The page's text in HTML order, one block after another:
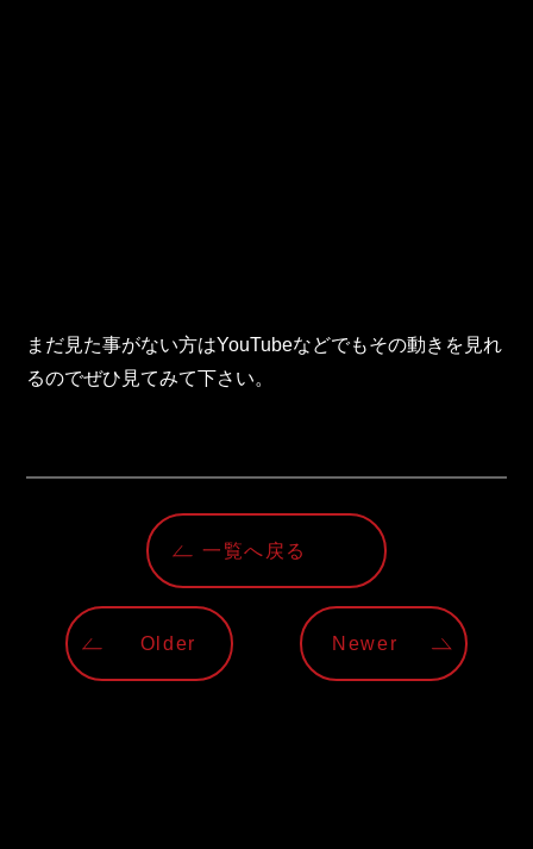
まだ見た事がない方はYouTubeなどでもその動きを見れ
るのでぜひ見てみて下さい。
一覧へ戻る
Older Newer